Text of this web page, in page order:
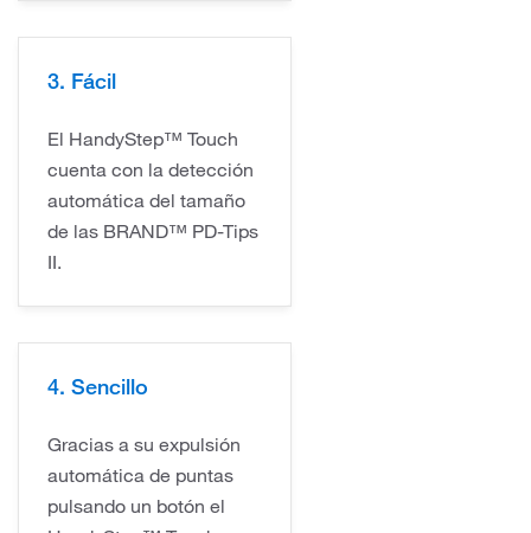
3. Fácil
El HandyStep™ Touch
cuenta con la detección
automática del tamaño
de las BRAND™ PD-Tips
II.
4. Sencillo
Gracias a su expulsión
automática de puntas
pulsando un botón el